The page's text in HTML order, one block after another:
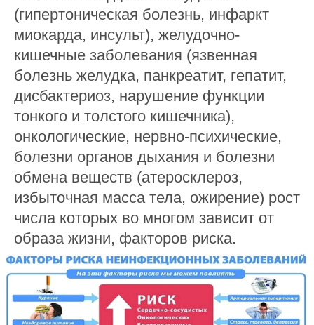
(гипертоническая болезнь, инфаркт
миокарда, инсульт), желудочно-
кишечные заболевания (язвенная
болезнь желудка, панкреатит, гепатит,
дисбактериоз, нарушение функции
тонкого и толстого кишечника),
онкологические, нервно-психические,
болезни органов дыхания и болезни
обмена веществ (атеросклероз,
избыточная масса тела, ожирение) рост
числа которых во многом зависит от
образа жизни, факторов риска.